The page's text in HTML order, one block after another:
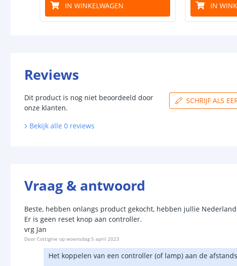
IN WINKELWAGEN IN
Reviews
Dit product is nog niet beoordeeld door
onze klanten.
SCHRIJF ALS
Bekijk alle 0 reviews
Vraag & antwoord
Beste, hebben onlangs product gekocht, hebben jullie
Er is geen reset knop aan controller.
vrg Jan
Door Cottignie op woensdag 5 april 2023
Het koppelen van een controller (of lamp) aan de